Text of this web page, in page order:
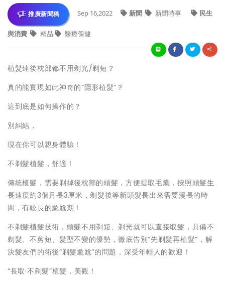
推廣新聞稿 Sep 16,2022 新聞 新聞時事 民生
與消費 精品 醫療保健
植髮連後枕部都不用剃光/剃短？
真的能實現如此神奇的“隱形植髮”？
這到底是如何操作的？
別糾結，
現在你可以親身體驗！
不剃髮植髮，舒適！
傳統植髮，需要剃掉後枕部的頭髮，方便提取毛囊，按照頭髮生
長速度約3個月長3厘米，剃髮後等新頭髮長出來需要漫長的時
間，有較長的尷尬期！
不剃髮植髮技術，頭髮不用剃短、剃光就可以直接取髮，具備不
剃髮、不剪短、髮型不變的優勢，徹底告別“先剃髮再植髮”，解
決髮友們的術後“剃髮尷尬”的問題，深受年輕人的歡迎！
“‍長取·不剃髮”植髮，美觀！